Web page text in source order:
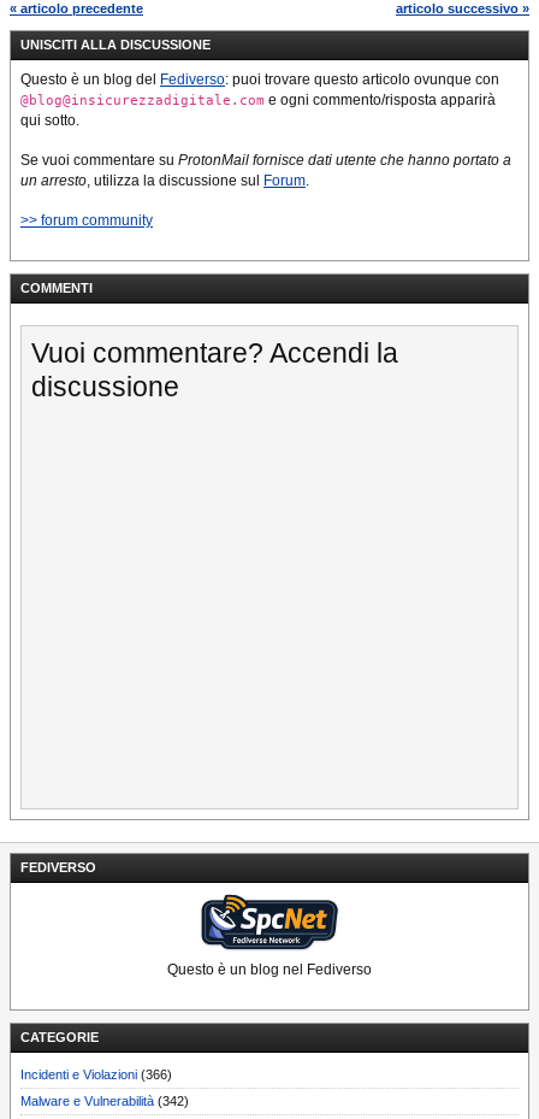
FEDIVERSO
Questo è un blog nel Fediverso
CATEGORIE
Incidenti e Violazioni (366)
Malware e Vulnerabilità (342)
« articolo precedente articolo successivo »
UNISCITI ALLA DISCUSSIONE
Questo è un blog del Fediverso: puoi trovare questo articolo ovunque con
@blog@insicurezzadigitale.com e ogni commento/risposta apparirà
qui sotto.
Se vuoi commentare su ProtonMail fornisce dati utente che hanno portato a
un arresto, utilizza la discussione sul Forum.
>> forum community
COMMENTI
Vuoi commentare? Accendi la
discussione